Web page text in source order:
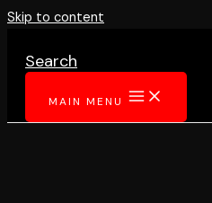
Skip to content
Search
MAIN MENU